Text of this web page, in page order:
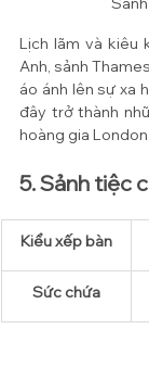
Lịch lãm và kiêu
Anh, sảnh
áo ánh lên sự xa
đây trở thành
hoàng gia London.
5. Sảnh tiệc
Kiểu xếp bàn
Sức chứa